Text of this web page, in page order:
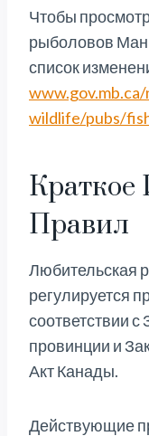
Чтобы
рыболовов
список
wildlife/pubs/
Правил
Любительская
регулируется
соответствии
провинции и
Акт Канады.
Действующие